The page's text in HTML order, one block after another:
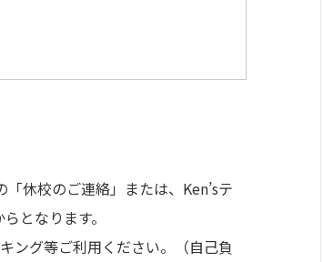
休校のご連絡」または、Ken’sテ
となります。
ング等ご利用ください。（自己負